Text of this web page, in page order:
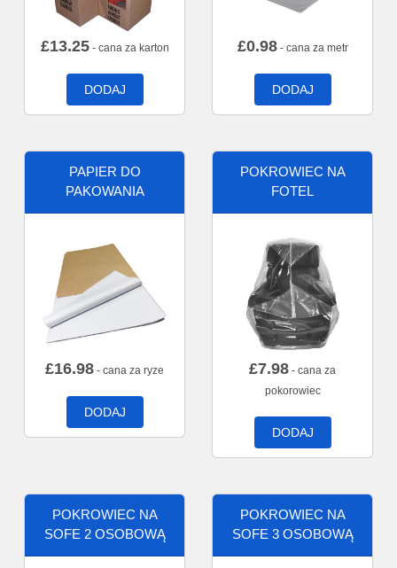
£13.25- cana za karton
DODAJ
£0.98- cana za metr
DODAJ
PAPIER DO
PAKOWANIA
£16.98 - cana za ryze
DODAJ
POKROWIEC NA
FOTEL
£7.98 - cana za
pokorowiec
DODAJ
POKROWIEC NA
SOFE 2 OSOBOWĄ
POKROWIEC NA
SOFE 3 OSOBOWĄ